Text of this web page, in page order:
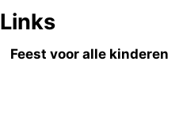
Links
Feest voor alle kinderen